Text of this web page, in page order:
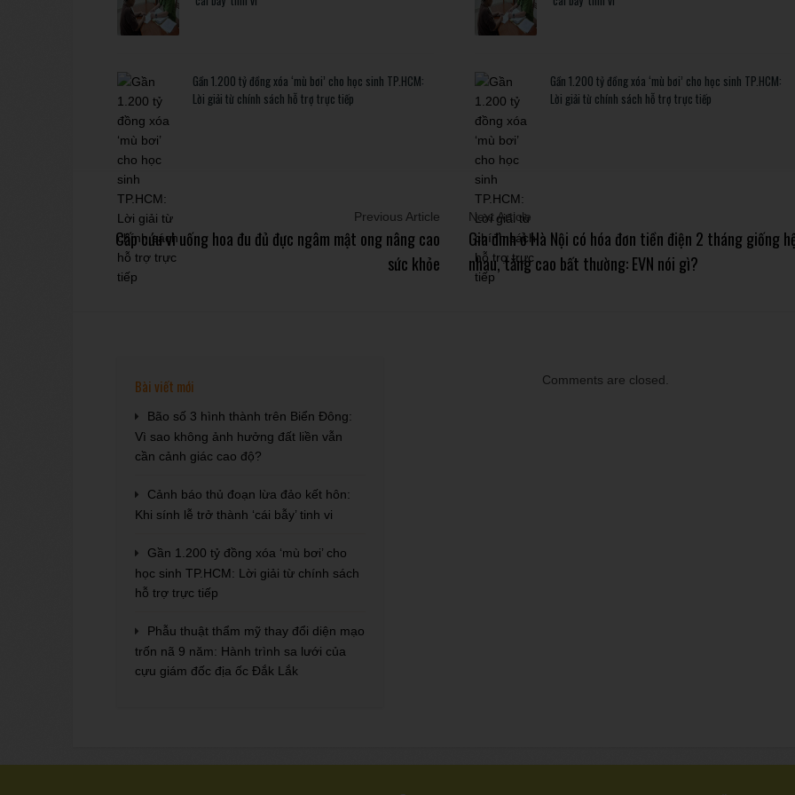
Gần 1.200 tỷ đồng xóa ‘mù bơi’ cho học sinh TP.HCM:
Lời giải từ chính sách hỗ trợ trực tiếp
Gần 1.200 tỷ đồng xóa ‘mù bơi’ cho học sinh TP.HCM:
Lời giải từ chính sách hỗ trợ trực tiếp
Previous Article
Cấp cứu vì uống hoa đu đủ đực ngâm mật ong nâng cao
sức khỏe
Next Article
Gia đình ở Hà Nội có hóa đơn tiền điện 2 tháng giống
nhau, tăng cao bất thường: EVN nói gì?
Bài viết mới
Bão số 3 hình thành trên Biển Đông:
Vì sao không ảnh hưởng đất liền vẫn
cần cảnh giác cao độ?
Cảnh báo thủ đoạn lừa đảo kết hôn:
Khi sính lễ trở thành ‘cái bẫy’ tinh vi
Gần 1.200 tỷ đồng xóa ‘mù bơi’ cho
học sinh TP.HCM: Lời giải từ chính sách
hỗ trợ trực tiếp
Phẫu thuật thẩm mỹ thay đổi diện mạo
trốn nã 9 năm: Hành trình sa lưới của
cựu giám đốc địa ốc Đắk Lắk
Comments are closed.